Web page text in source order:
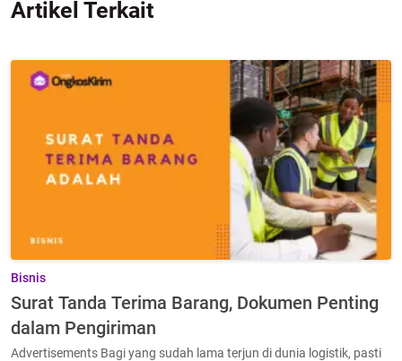
Artikel Terkait
Bisnis
Surat Tanda Terima Barang, Dokumen Penting
dalam Pengiriman
Advertisements Bagi yang sudah lama terjun di dunia logistik, pasti